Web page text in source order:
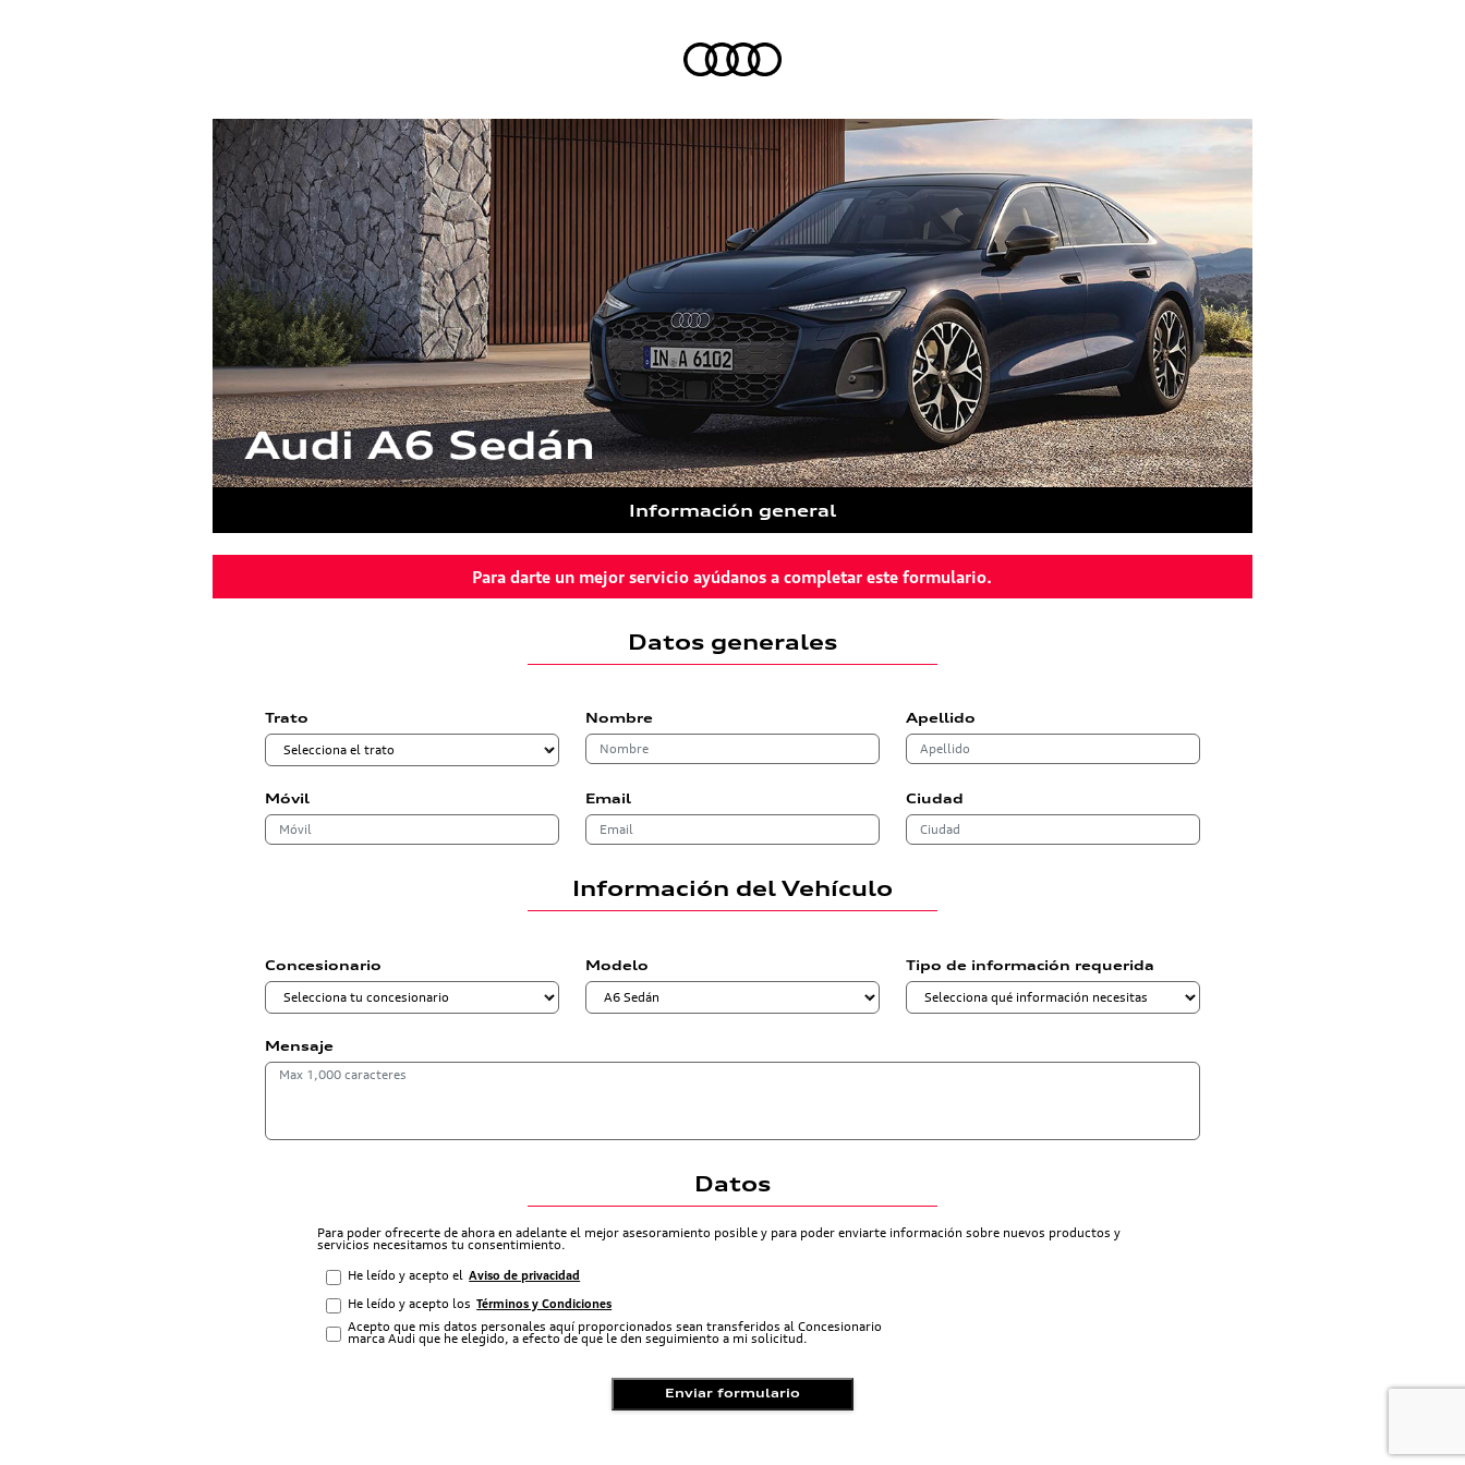
Información general
Para darte un mejor servicio ayúdanos a completar este formulario.
Datos generales
Trato Nombre Apellido
Móvil Email Ciudad
Información del Vehículo
Concesionario Modelo Tipo de información requerida
Mensaje
Datos
Para poder ofrecerte de ahora en adelante el mejor asesoramiento posible y para poder enviarte información sobre nuevos productos y
servicios necesitamos tu consentimiento.
He leído y acepto el Aviso de privacidad
He leído y acepto los Términos y Condiciones
Acepto que mis datos personales aquí proporcionados sean transferidos al Concesionario
marca Audi que he elegido, a efecto de que le den seguimiento a mi solicitud.
Enviar formulario